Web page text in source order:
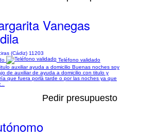
Vanegas
(Cádiz) 11203
Teléfono validado
auxiliar ayuda a domicilio Buenas noches soy
de auxiliar de ayuda a domicilio con titulo y
que fuera porlà tarde o por las noches ya que
Pedir presupuesto